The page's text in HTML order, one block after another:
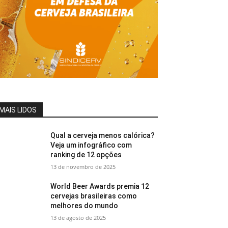
LIDOS
Qual a cerveja menos calórica?
Veja um infográfico com
ranking de 12 opções
13 de novembro de 2025
World Beer Awards premia 12
cervejas brasileiras como
melhores do mundo
13 de agosto de 2025